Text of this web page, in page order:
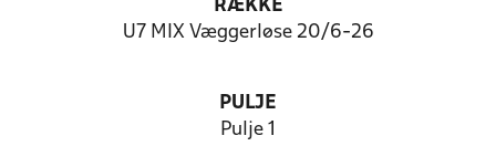
RÆKKE
U7 MIX Væggerløse 20/6-26
PULJE
Pulje 1